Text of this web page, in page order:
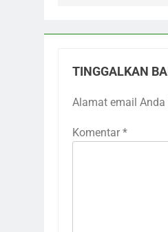
TINGGALKAN
Alamat email
Komentar *